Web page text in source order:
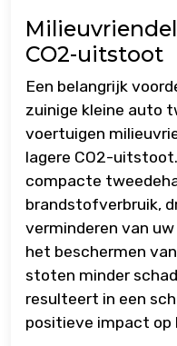
CO2-uitstoot
Een belangrijk
zuinige kleine auto
voertuigen
lagere CO2-
compacte
brandstofverbruik,
verminderen van
het beschermen
stoten minder
resulteert in een
positieve impact op